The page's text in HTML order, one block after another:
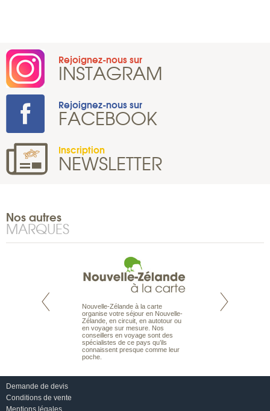
Rejoignez-nous sur
INSTAGRAM
Rejoignez-nous sur
FACEBOOK
Inscription
NEWSLETTER
Nos autres
MARQUES
est le spécialiste
Nouvelle-Zélande à la carte
organise votre séjour en Nouvelle-
Zélande, en circuit, en autotour ou
en voyage sur mesure. Nos
conseillers en voyage sont des
spécialistes de ce pays qu’ils
connaissent presque comme leur
poche.
Notre site
Demande de devis
Conditions de vente
Mentions légales